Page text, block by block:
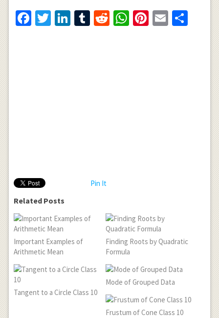
Facebook
Twitter
LinkedIn
Tumblr
RedditWhatsApp
Pinterest
Email
Pin It
Related Posts
Important Examples of
Arithmetic Mean
Finding Roots by Quadratic
Formula
Tangent to a Circle Class 10
Mode of Grouped Data
Frustum of Cone Class 10